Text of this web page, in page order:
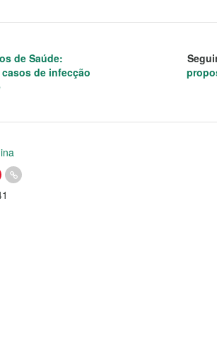
de Saúde:
de infecção